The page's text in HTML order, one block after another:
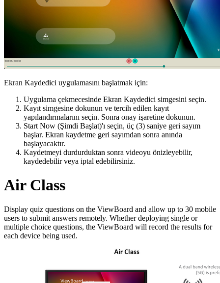
Ekran Kaydedici uygulamasını başlatmak için:
Uygulama çekmecesinde Ekran Kaydedici simgesini seçin.
Kayıt simgesine dokunun ve tercih edilen kayıt
yapılandırmalarını seçin. Sonra onay işaretine dokunun.
Start Now (Şimdi Başlat)'ı seçin, üç (3) saniye geri sayım
başlar. Ekran kaydetme geri sayımdan sonra anında
başlayacaktır.
Kaydetmeyi durdurduktan sonra videoyu önizleyebilir,
kaydedebilir veya iptal edebilirsiniz.
Air Class
Display quiz questions on the ViewBoard and allow up to 30 mobile
users to submit answers remotely. Whether deploying single or
multiple choice questions, the ViewBoard will record the results for
each device being used.